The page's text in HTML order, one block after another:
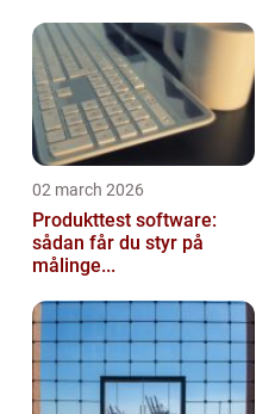
02 march 2026
Produkttest software:
sådan får du styr på
målinge...